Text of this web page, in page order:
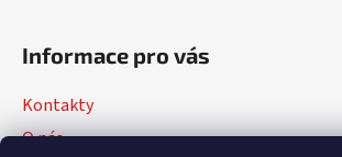
Informace pro vás
Kontakty
O nás